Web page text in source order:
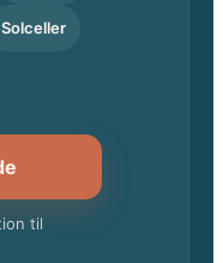
Solceller
til